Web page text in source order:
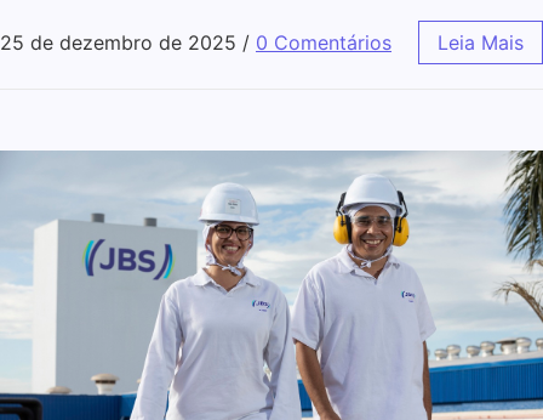
25 de dezembro de 2025 / 0 Comentários Leia Mais